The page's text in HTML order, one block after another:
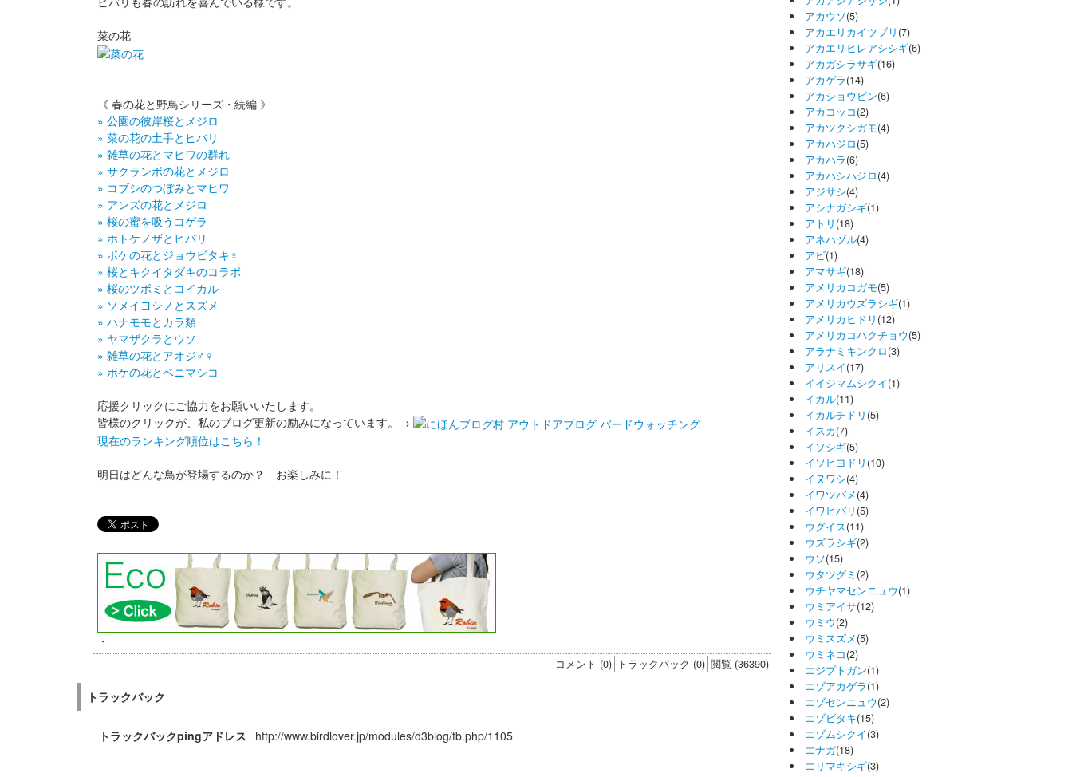
菜の花
《 春の花と野鳥シリーズ・続編 》
» 公園の彼岸桜とメジロ
» 菜の花の土手とヒバリ
» 雑草の花とマヒワの群れ
» サクランボの花とメジロ
» コブシのつぼみとマヒワ
» アンズの花とメジロ
» 桜の蜜を吸うコゲラ
» ホトケノザとヒバリ
» ボケの花とジョウビタキ♀
» 桜とキクイタダキのコラボ
» 桜のツボミとコイカル
» ソメイヨシノとスズメ
» ハナモモとカラ類
» ヤマザクラとウソ
» 雑草の花とアオジ♂♀
» ボケの花とベニマシコ
応援クリックにご協力をお願いいたします。
皆様のクリックが、私のブログ更新の励みになっています。→
現在のランキング順位はこちら！
明日はどんな鳥が登場するのか？ お楽しみに！
・
コメント (0) トラックバック (0) 閲覧 (36390)
トラックバック
トラックバックpingアドレス http://www.birdlover.jp/modules/d3blog/tb.php/1105
アカウソ(5)
アカエリカイツブリ (7)
アカエリヒレアシシギ(6)
アカガシラサギ(16)
アカゲラ(14)
アカショウビン(6)
アカコッコ(2)
アカツクシガモ(4)
アカハジロ(5)
アカハラ(6)
アカハシハジロ(4)
アジサシ(4)
アシナガシギ(1)
アトリ (18)
アネハヅル(4)
アビ(1)
アマサギ(18)
アメリカコガモ(5)
アメリカウズラシギ(1)
アメリカヒドリ (12)
アメリカコハクチョウ(5)
アラナミキンクロ(3)
アリスイ(17)
イイジマムシクイ(1)
イカル(11)
イカルチドリ (5)
イスカ(7)
イソシギ(5)
イソヒヨドリ (10)
イヌワシ(4)
イワツバメ(4)
イワヒバリ (5)
ウグイス(11)
ウズラシギ(2)
ウソ(15)
ウタツグミ (2)
ウチヤマセンニュウ(1)
ウミアイサ(12)
ウミウ(2)
ウミスズメ(5)
ウミネコ(2)
エジプトガン(1)
エゾアカゲラ(1)
エゾセンニュウ(2)
エゾビタキ(15)
エゾムシクイ(3)
エナガ(18)
エリマキシギ(3)